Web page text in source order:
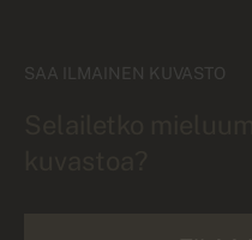
SAA ILMAINEN KUVASTO